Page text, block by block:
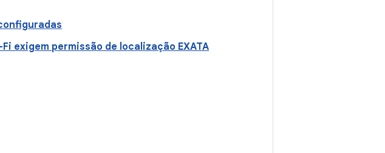
exigem permissão de localização EXATA